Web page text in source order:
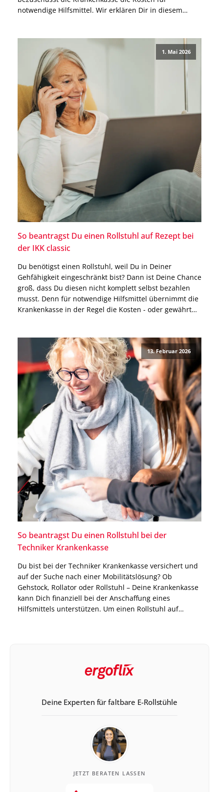
notwendige Hilfsmittel. Wir erklären Dir in diesem
1. Mai 2026
So beantragst Du einen Rollstuhl auf Rezept bei
der IKK classic
Du benötigst einen Rollstuhl, weil Du in Deiner
Gehfähigkeit eingeschränkt bist? Dann ist Deine Chance
groß, dass Du diesen nicht komplett selbst bezahlen
musst. Denn für notwendige Hilfsmittel übernimmt die
Krankenkasse in der Regel die Kosten - oder gewährt
13. Februar 2026
So beantragst Du einen Rollstuhl bei der
Techniker Krankenkasse
Du bist bei der Techniker Krankenkasse versichert und
auf der Suche nach einer Mobilitätslösung? Ob
Gehstock, Rollator oder Rollstuhl – Deine Krankenkasse
kann Dich finanziell bei der Anschaffung eines
Hilfsmittels unterstützen. Um einen Rollstuhl auf
Deine Experten für faltbare E-Rollstühle
JETZT BERATEN LASSEN